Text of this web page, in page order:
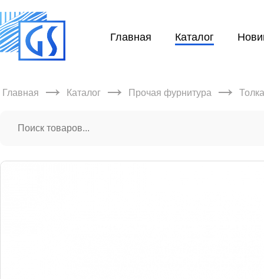
Главная Каталог
Главная → Каталог → Прочая фурнитура →